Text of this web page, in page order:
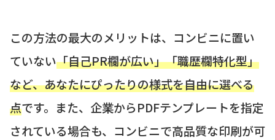
この方法の最大のメリットは、コンビニに置い
ていない「自己PR欄が広い」「職歴欄特化型」
など、あなたにぴったりの様式を自由に選べる
点です。また、企業からPDFテンプレートを指定
されている場合も、コンビニで高品質な印刷が可